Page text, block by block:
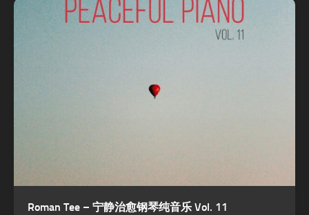
Roman Tee – 宁静治愈钢琴纯音乐 Vol. 11